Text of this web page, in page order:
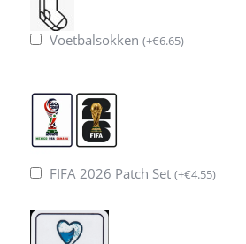
Voetbalsokken (+€6.65)
FIFA 2026 Patch Set (+€4.55)